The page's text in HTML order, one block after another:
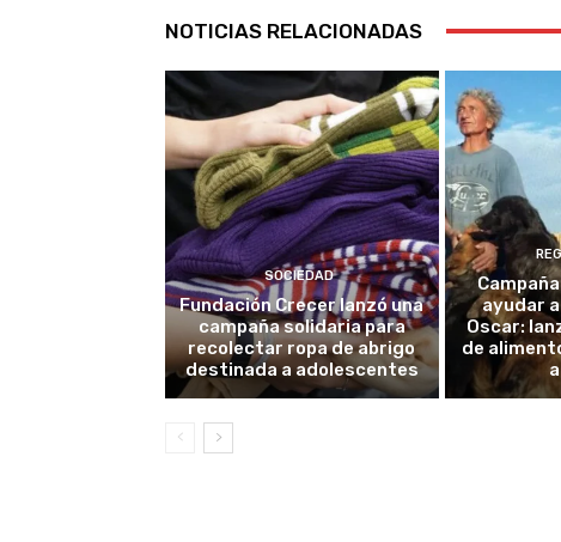
NOTICIAS RELACIONADAS
SOCIEDAD
Fundación Crecer lanzó una
campaña solidaria para
recolectar ropa de abrigo
destinada a adolescentes
ayudar
Oscar:
de